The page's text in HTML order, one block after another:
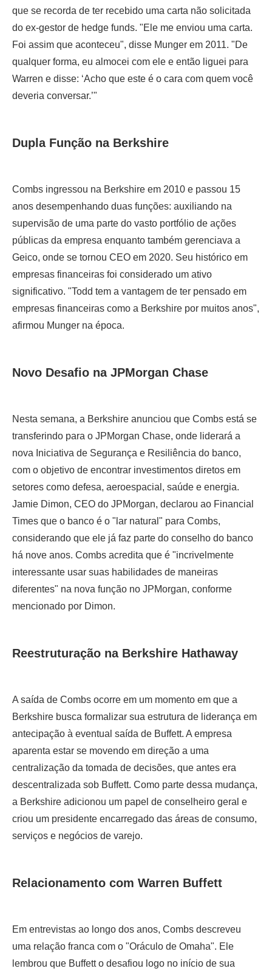
que se recorda de ter recebido uma carta não solicitada
do ex-gestor de hedge funds. "Ele me enviou uma carta.
Foi assim que aconteceu", disse Munger em 2011. "De
qualquer forma, eu almocei com ele e então liguei para
Warren e disse: ‘Acho que este é o cara com quem você
deveria conversar.’"
Dupla Função na Berkshire
Combs ingressou na Berkshire em 2010 e passou 15
anos desempenhando duas funções: auxiliando na
supervisão de uma parte do vasto portfólio de ações
públicas da empresa enquanto também gerenciava a
Geico, onde se tornou CEO em 2020. Seu histórico em
empresas financeiras foi considerado um ativo
significativo. "Todd tem a vantagem de ter pensado em
empresas financeiras como a Berkshire por muitos anos",
afirmou Munger na época.
Novo Desafio na JPMorgan Chase
Nesta semana, a Berkshire anunciou que Combs está se
transferindo para o JPMorgan Chase, onde liderará a
nova Iniciativa de Segurança e Resiliência do banco,
com o objetivo de encontrar investimentos diretos em
setores como defesa, aeroespacial, saúde e energia.
Jamie Dimon, CEO do JPMorgan, declarou ao Financial
Times que o banco é o "lar natural" para Combs,
considerando que ele já faz parte do conselho do banco
há nove anos. Combs acredita que é "incrivelmente
interessante usar suas habilidades de maneiras
diferentes" na nova função no JPMorgan, conforme
mencionado por Dimon.
Reestruturação na Berkshire Hathaway
A saída de Combs ocorre em um momento em que a
Berkshire busca formalizar sua estrutura de liderança em
antecipação à eventual saída de Buffett. A empresa
aparenta estar se movendo em direção a uma
centralização da tomada de decisões, que antes era
descentralizada sob Buffett. Como parte dessa mudança,
a Berkshire adicionou um papel de conselheiro geral e
criou um presidente encarregado das áreas de consumo,
serviços e negócios de varejo.
Relacionamento com Warren Buffett
Em entrevistas ao longo dos anos, Combs descreveu
uma relação franca com o "Oráculo de Omaha". Ele
lembrou que Buffett o desafiou logo no início de sua